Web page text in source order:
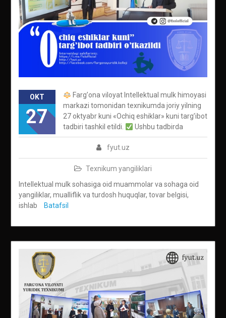
OKT
27
fyut.uz
Texnikum yangiliklari
Fargʼona viloyat Intellektual mulk himoyasi
markazi tomonidan texnikumda joriy yilning
27 oktyabr kuni «Ochiq eshiklar» kuni targʼibot
tadbiri tashkil etildi.
Ushbu tadbirda
Intellektual mulk sohasiga oid muammolar va sohaga oid
yangiliklar, mualliflik va turdosh huquqlar, tovar belgisi,
ishlab
Batafsil